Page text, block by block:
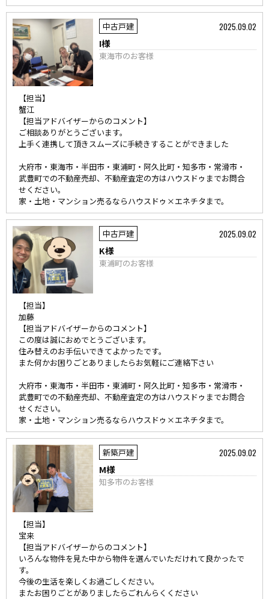
中古戸建 2025.09.02
I様
東海市のお客様
【担当】
蟹江
【担当アドバイザーからのコメント】
ご相談ありがとうございます。
上手く連携して頂きスムーズに手続きすることができました
大府市・東海市・半田市・東浦町・阿久比町・知多市・常滑市・
武豊町での不動産売却、不動産査定の方はハウスドゥまでお問合
せください。
家・土地・マンション売るならハウスドゥ×エネチタまで。
中古戸建 2025.09.02
K様
東浦町のお客様
【担当】
加藤
【担当アドバイザーからのコメント】
この度は誠におめでとうございます。
住み替えのお手伝いできてよかったです。
また何かお困りごとありましたらお気軽にご連絡下さい
大府市・東海市・半田市・東浦町・阿久比町・知多市・常滑市・
武豊町での不動産売却、不動産査定の方はハウスドゥまでお問合
せください。
家・土地・マンション売るならハウスドゥ×エネチタまで。
新築戸建 2025.09.02
M様
知多市のお客様
【担当】
宝来
【担当アドバイザーからのコメント】
いろんな物件を見た中から物件を選んでいただけれて良かったで
す。
今後の生活を楽しくお過ごしください。
またお困りごとがありましたらごれんらくください